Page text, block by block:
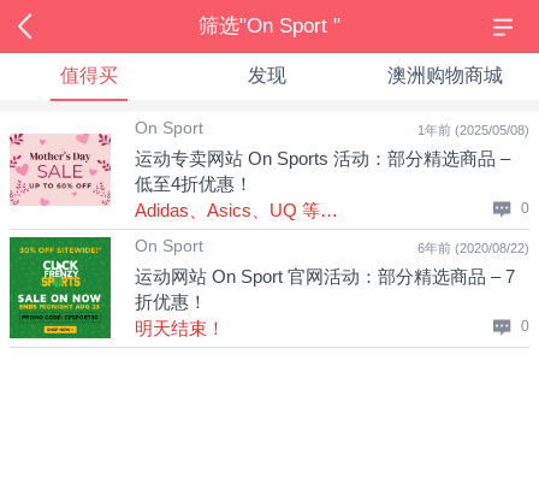
筛选"On Sport "
值得买 发现 澳洲购物商城
1年前 (2025/05/08)
On Sport
运动专卖网站 On Sports 活动：部分精选商品 –
低至4折优惠！
Adidas、Asics、UQ 等品牌运动鞋等
0
6年前 (2020/08/22)
On Sport
运动网站 On Sport 官网活动：部分精选商品 – 7
折优惠！
明天结束！
0